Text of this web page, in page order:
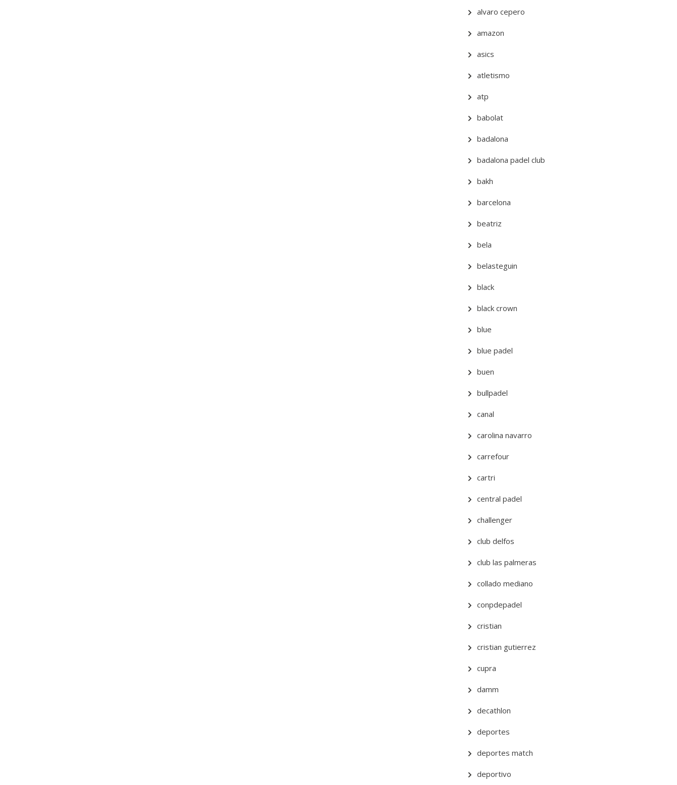
alvaro cepero
amazon
asics
atletismo
atp
babolat
badalona
badalona padel club
bakh
barcelona
beatriz
bela
belasteguin
black
black crown
blue
blue padel
buen
bullpadel
canal
carolina navarro
carrefour
cartri
central padel
challenger
club delfos
club las palmeras
collado mediano
conpdepadel
cristian
cristian gutierrez
cupra
damm
decathlon
deportes
deportes match
deportivo